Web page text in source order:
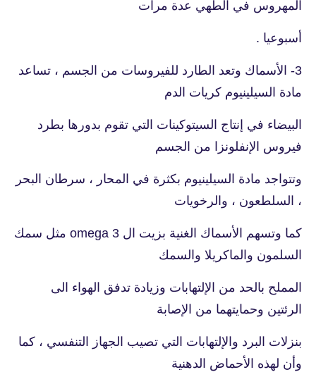
المهروس في الطهي عدة مرات
أسبوعيا .
3- الأسماك وتعد الطارد للفيروسات من الجسم ، تساعد
مادة السيلينيوم كريات الدم
البيضاء في إنتاج السيتوكينات التي تقوم بدورها بطرد
فيروس الإنفلونزا من الجسم
وتتواجد مادة السيلينيوم بكثرة في المحار ، سرطان البحر
، السلطعون ، والرخويات
كما وتسهم الأسماك الغنية بزيت ال omega 3 مثل سمك
السلمون والماكريلا والسمك
المملح بالحد من الإلتهابات وزيادة تدفق الهواء الى
الرئتين وحمايتهما من الإصابة
بنزلات البرد والإلتهابات التي تصيب الجهاز التنفسي ، كما
وأن لهذه الأحماض الدهنية